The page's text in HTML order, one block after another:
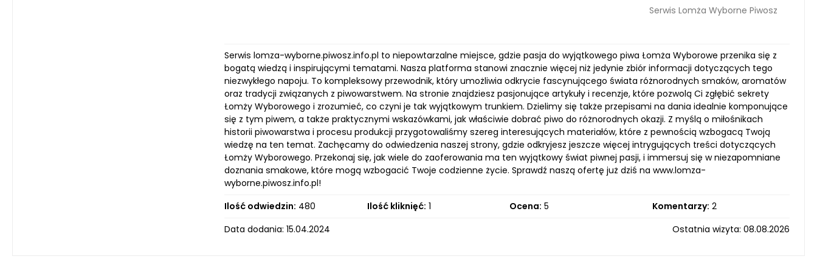
Serwis Lomża Wyborne Piwosz
Serwis lomza-wyborne.piwosz.info.pl to niepowtarzalne miejsce, gdzie pasja do wyjątkowego piwa Łomża Wyborowe przenika się z
bogatą wiedzą i inspirującymi tematami. Nasza platforma stanowi znacznie więcej niż jedynie zbiór informacji dotyczących tego
niezwykłego napoju. To kompleksowy przewodnik, który umożliwia odkrycie fascynującego świata różnorodnych smaków, aromatów
oraz tradycji związanych z piwowarstwem. Na stronie znajdziesz pasjonujące artykuły i recenzje, które pozwolą Ci zgłębić sekrety
Łomży Wyborowego i zrozumieć, co czyni je tak wyjątkowym trunkiem. Dzielimy się także przepisami na dania idealnie komponujące
się z tym piwem, a także praktycznymi wskazówkami, jak właściwie dobrać piwo do różnorodnych okazji. Z myślą o miłośnikach
historii piwowarstwa i procesu produkcji przygotowaliśmy szereg interesujących materiałów, które z pewnością wzbogacą Twoją
wiedzę na ten temat. Zachęcamy do odwiedzenia naszej strony, gdzie odkryjesz jeszcze więcej intrygujących treści dotyczących
Łomży Wyborowego. Przekonaj się, jak wiele do zaoferowania ma ten wyjątkowy świat piwnej pasji, i immersuj się w niezapomniane
doznania smakowe, które mogą wzbogacić Twoje codzienne życie. Sprawdź naszą ofertę już dziś na www.lomza-
wyborne.piwosz.info.pl!
Ilość odwiedzin: 480 Ilość kliknięć: 1 Ocena: 5 Komentarzy: 2
Data dodania: 15.04.2024
Ostatnia wizyta: 08.08.2026